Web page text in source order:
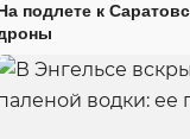
подлете к